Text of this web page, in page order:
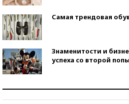
Самая трендовая
Знаменитости и
успеха со второй